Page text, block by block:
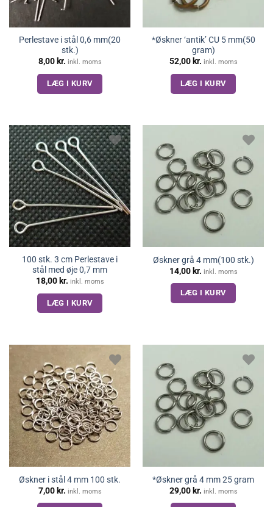
Perlestave i stål 0,6 mm(20
stk.)
8,00 kr. inkl. moms
LÆG I KURV
*Øskner ‘antik’ CU 5 mm(50
gram)
52,00 kr. inkl. moms
LÆG I KURV
100 stk. 3 cm Perlestave i
stål med øje 0,7 mm
18,00 kr. inkl. moms
LÆG I KURV
Øskner grå 4 mm(100 stk.)
14,00 kr. inkl. moms
LÆG I KURV
Øskner i stål 4 mm 100 stk.
7,00 kr. inkl. moms
*Øskner grå 4 mm 25 gram
29,00 kr. inkl. moms